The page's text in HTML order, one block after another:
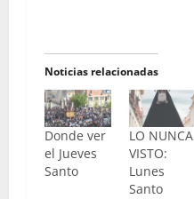
Noticias relacionadas
Donde ver
el Jueves
Santo
LO NUNCA
VISTO:
Lunes
Santo